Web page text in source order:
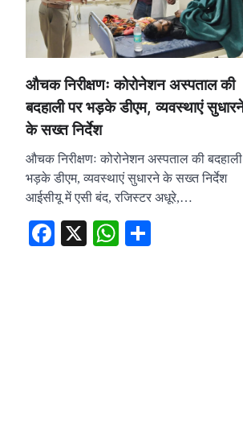
औचक निरीक्षणः कोरोनेशन अस्पताल की
बदहाली पर भड़के डीएम, व्यवस्थाएं
के सख्त निर्देश
औचक निरीक्षणः कोरोनेशन अस्पताल की
भड़के डीएम, व्यवस्थाएं सुधारने के सख्त निर्देश
आईसीयू में एसी बंद, रजिस्टर अधूरे,…
Facebook
X WhatsApp